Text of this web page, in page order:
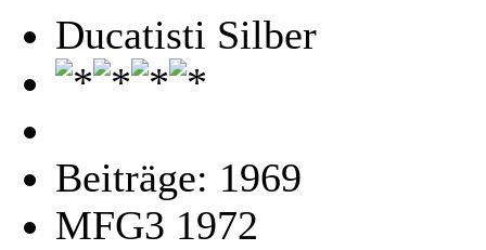
Ducatisti Silber
Beiträge: 1969
MFG3 1972